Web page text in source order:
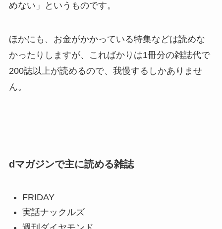
めない」というものです。
ほかにも、お金がかかっている特集などは読めな
かったりしますが、こればかりは1冊分の雑誌代で
200誌以上が読めるので、我慢するしかありませ
ん。
dマガジンで主に読める雑誌
FRIDAY
実話ナックルズ